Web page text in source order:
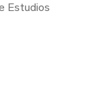
Estudios